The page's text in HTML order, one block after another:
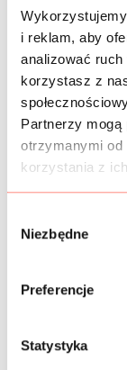
i reklam, aby
analizować
korzystasz z
Partnerzy mogą
otrzymanymi od
korzystania z
Niezbędne
Preferencje
Statystyka
CHANEL.
transparentnej
Materiał z
włoskiem
Tkanina jest
Ta wyjątkowa
kostiumy,
elementy
Produkt
INFORMACJE
SKŁAD
PRÓBKI TKANIN